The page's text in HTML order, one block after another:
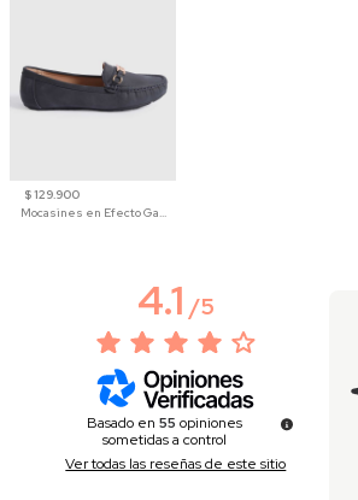
$ 129.900
4.1/5
Basado en55 opiniones
sometidas a control
Ver todas las reseñas de este sitio